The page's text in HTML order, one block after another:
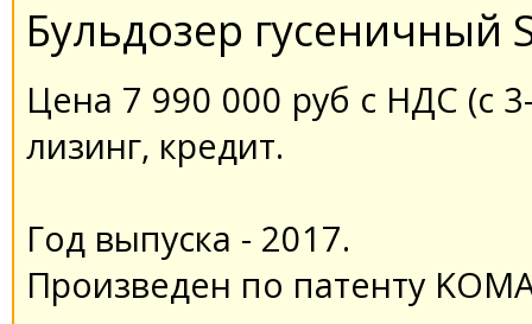
Бульдозер гусеничный
Цена 7 990 000 руб с НДС (с
лизинг, кредит.
Год выпуска - 2017.
Произведен по патенту